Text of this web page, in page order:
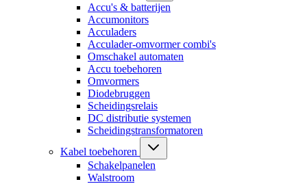
Accu's & batterijen
Accumonitors
Acculaders
Acculader-omvormer combi's
Omschakel automaten
Accu toebehoren
Omvormers
Diodebruggen
Scheidingsrelais
DC distributie systemen
Scheidingstransformatoren
Kabel toebehoren
Schakelpanelen
Walstroom